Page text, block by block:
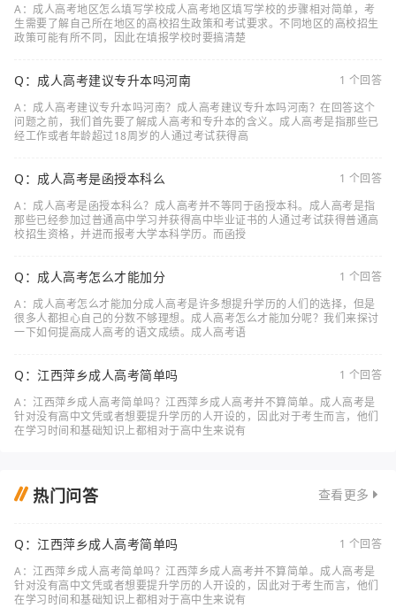
A：成人高考地区怎么填写学校成人高考地区填写学校的步骤相对简单，考
生需要了解自己所在地区的高校招生政策和考试要求。不同地区的高校招生
政策可能有所不同，因此在填报学校时要搞清楚
Q：成人高考建议专升本吗河南
1 个回答
A：成人高考建议专升本吗河南？成人高考建议专升本吗河南？在回答这个
问题之前，我们首先要了解成人高考和专升本的含义。成人高考是指那些已
经工作或者年龄超过18周岁的人通过考试获得高
Q：成人高考是函授本科么
1 个回答
A：成人高考是函授本科么？成人高考并不等同于函授本科。成人高考是指
那些已经参加过普通高中学习并获得高中毕业证书的人通过考试获得普通高
校招生资格，并进而报考大学本科学历。而函授
Q：成人高考怎么才能加分
1 个回答
A：成人高考怎么才能加分成人高考是许多想提升学历的人们的选择，但是
很多人都担心自己的分数不够理想。成人高考怎么才能加分呢？我们来探讨
一下如何提高成人高考的语文成绩。成人高考语
Q：江西萍乡成人高考简单吗
1 个回答
A：江西萍乡成人高考简单吗？江西萍乡成人高考并不算简单。成人高考是
针对没有高中文凭或者想要提升学历的人开设的，因此对于考生而言，他们
在学习时间和基础知识上都相对于高中生来说有
热门问答 查看更多
Q：江西萍乡成人高考简单吗
1 个回答
A：江西萍乡成人高考简单吗？江西萍乡成人高考并不算简单。成人高考是
针对没有高中文凭或者想要提升学历的人开设的，因此对于考生而言，他们
在学习时间和基础知识上都相对于高中生来说有